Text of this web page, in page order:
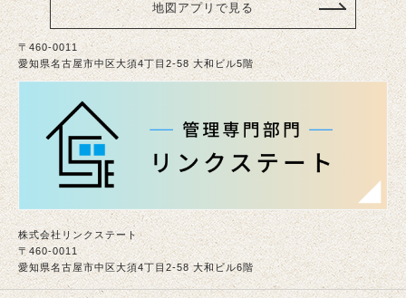
地図アプリで見る
〒460-0011
愛知県名古屋市中区大須4丁目2-58 大和ビル5階
株式会社リンクステート
〒460-0011
愛知県名古屋市中区大須4丁目2-58 大和ビル6階